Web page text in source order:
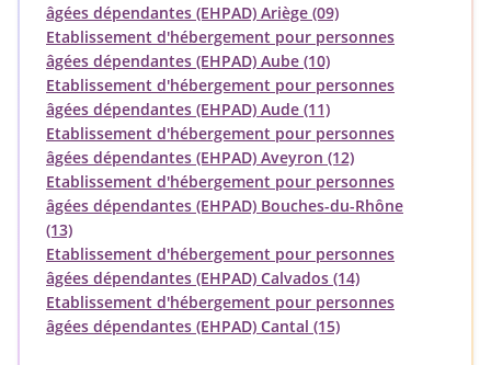
âgées dépendantes (EHPAD) Ariège (09)
Etablissement d'hébergement pour personnes
âgées dépendantes (EHPAD) Aube (10)
Etablissement d'hébergement pour personnes
âgées dépendantes (EHPAD) Aude (11)
Etablissement d'hébergement pour personnes
âgées dépendantes (EHPAD) Aveyron (12)
Etablissement d'hébergement pour personnes
âgées dépendantes (EHPAD) Bouches-du-Rhône
(13)
Etablissement d'hébergement pour personnes
âgées dépendantes (EHPAD) Calvados (14)
Etablissement d'hébergement pour personnes
âgées dépendantes (EHPAD) Cantal (15)